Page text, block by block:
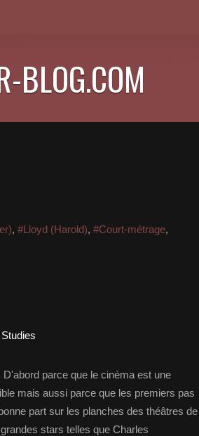
BLOG.COM
, #Lloyd (Harold), #Court-métrage,
parce que le cinéma est une
mais aussi parce que les premiers pas
part sur les planches des théâtres de
stars telles que Charles